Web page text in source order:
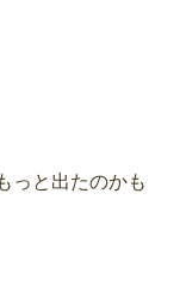
っと出たのかも